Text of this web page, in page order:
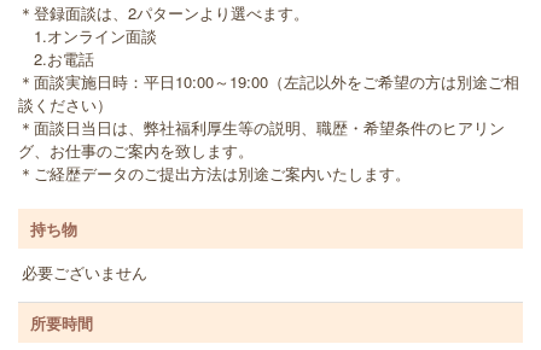
＊登録面談は、2パターンより選べます。
1.オンライン面談
2.お電話
＊面談実施日時：平日10:00～19:00（左記以外をご希望の方は別途ご相
談ください）
＊面談日当日は、弊社福利厚生等の説明、職歴・希望条件のヒアリン
グ、お仕事のご案内を致します。
＊ご経歴データのご提出方法は別途ご案内いたします。
持ち物
必要ございません
所要時間